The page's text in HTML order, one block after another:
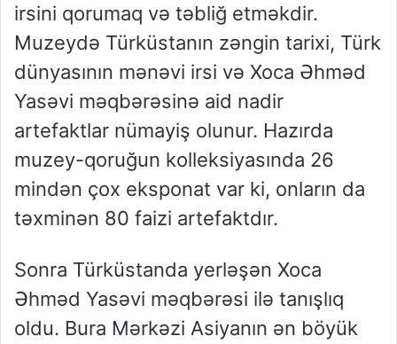
irsini qorumaq və təbliğ etməkdir.
Muzeydə Türküstanın zəngin tarixi, Türk
dünyasının mənəvi irsi və Xoca Əhməd
Yasəvi məqbərəsinə aid nadir
artefaktlar nümayiş olunur. Hazırda
muzey-qoruğun kolleksiyasında 26
mindən çox eksponat var ki, onların da
təxminən 80 faizi artefaktdır.
Sonra Türküstanda yerləşən Xoca
Əhməd Yasəvi məqbərəsi ilə tanışlıq
oldu. Bura Mərkəzi Asiyanın ən böyük